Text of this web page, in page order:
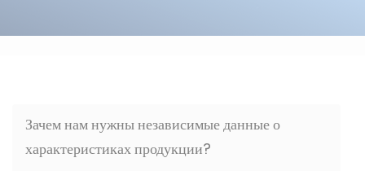
Зачем нам нужны независимые данные о
характеристиках продукции?